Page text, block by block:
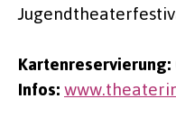
Kartenreservierung:
Infos: